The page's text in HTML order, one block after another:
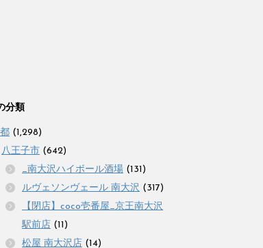
分類
(1,298)
八王子市 (642)
_南大沢ハイボール酒場 (131)
ルヴェソンヴェール 南大沢 (317)
【閉店】coco壱番屋_京王南大沢
駅前店 (11)
松屋 南大沢店 (14)